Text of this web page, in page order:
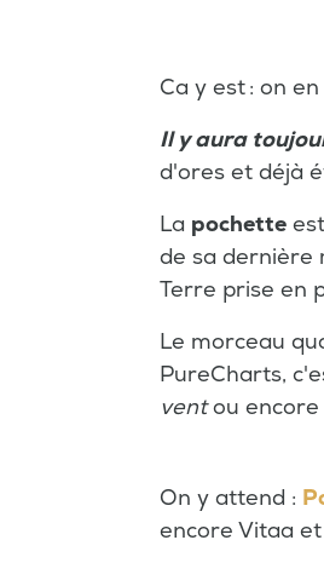
Ca y est : on
Il y aura
d'ores et déjà
La pochette
de sa dernière
Terre prise en
Le morceau
PureCharts,
ventou encore
On y attend :
encore Vitaa